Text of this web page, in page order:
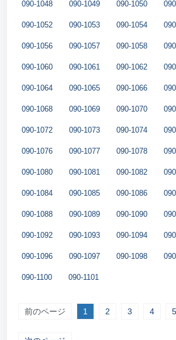
090-1048 090-1049 090-1050
090-1052 090-1053 090-1054
090-1056 090-1057 090-1058
090-1060 090-1061 090-1062
090-1064 090-1065 090-1066
090-1068 090-1069 090-1070
090-1072 090-1073 090-1074
090-1076 090-1077 090-1078
090-1080 090-1081 090-1082
090-1084 090-1085 090-1086
090-1088 090-1089 090-1090
090-1092 090-1093 090-1094
090-1096 090-1097 090-1098
090-1100 090-1101
前のページ 1 2 3 4 5